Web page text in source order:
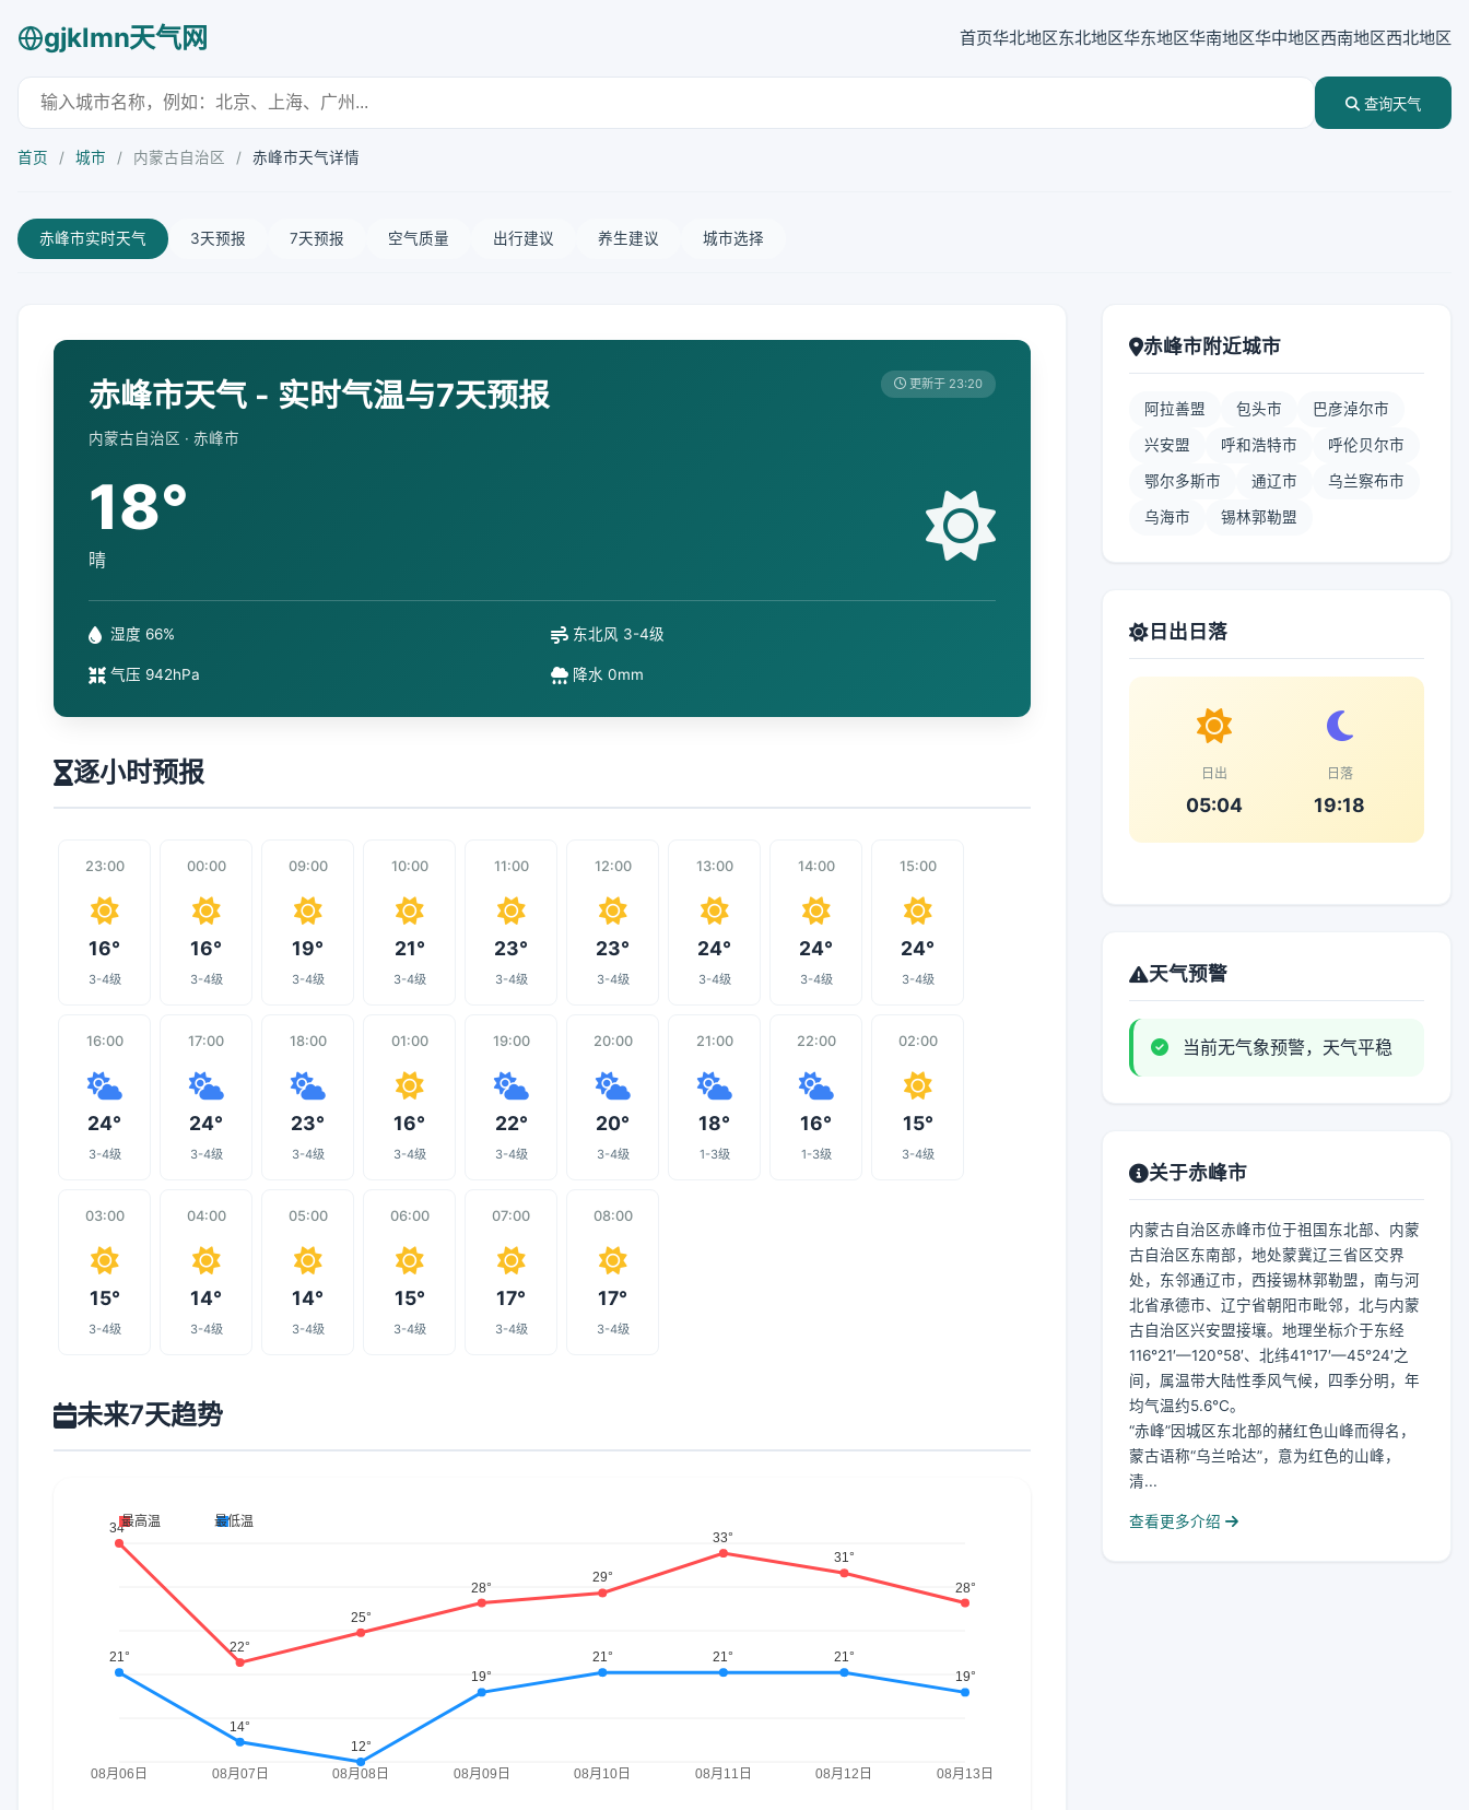
gjklmn天气网 首页华北地区东北地区华东地区华南地区华中地区西南地区西北地区
查询天气
首页 / 城市 / 内蒙古自治区 / 赤峰市天气详情
赤峰市实时天气 3天预报 7天预报 空气质量 出行建议 养生建议 城市选择
赤峰市天气 - 实时气温与7天预报
内蒙古自治区 · 赤峰市
更新于 23:20
18°
晴
湿度 66% 东北风 3-4级
气压 942hPa 降水 0mm
逐小时预报
23:00
16°
3-4级
00:00
16°
3-4级
09:00
19°
3-4级
10:00
21°
3-4级
11:00
23°
3-4级
12:00
23°
3-4级
13:00
24°
3-4级
14:00
24°
3-4级
15:00
24°
3-4级
16:00
24°
3-4级
17:00
24°
3-4级
18:00
23°
3-4级
01:00
16°
3-4级
19:00
22°
3-4级
20:00
20°
3-4级
21:00
18°
1-3级
22:00
16°
1-3级
02:00
15°
3-4级
03:00
15°
3-4级
04:00
14°
3-4级
05:00
14°
3-4级
06:00
15°
3-4级
07:00
17°
3-4级
08:00
17°
3-4级
未来7天趋势
赤峰市附近城市
阿拉善盟 包头市 巴彦淖尔市
兴安盟 呼和浩特市 呼伦贝尔市
鄂尔多斯市 通辽市 乌兰察布市
乌海市 锡林郭勒盟
日出日落
日出
05:04
日落
19:18
天气预警
当前无气象预警，天气平稳
关于赤峰市
内蒙古自治区赤峰市位于祖国东北部、内蒙
古自治区东南部，地处蒙冀辽三省区交界
处，东邻通辽市，西接锡林郭勒盟，南与河
北省承德市、辽宁省朝阳市毗邻，北与内蒙
古自治区兴安盟接壤。地理坐标介于东经
116°21′—120°58′、北纬41°17′—45°24′之
间，属温带大陆性季风气候，四季分明，年
均气温约5.6℃。
“赤峰”因城区东北部的赭红色山峰而得名，
蒙古语称“乌兰哈达”，意为红色的山峰，
清...
查看更多介绍